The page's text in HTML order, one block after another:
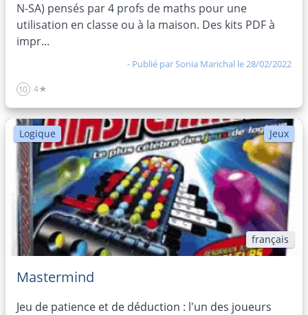
N-SA) pensés par 4 profs de maths pour une
utilisation en classe ou à la maison. Des kits PDF à
impr...
- Publié parSonia Marichal le 28/02/2022
10 4★
Logique Jeux
français
Mastermind
Jeu de patience et de déduction : l'un des joueurs